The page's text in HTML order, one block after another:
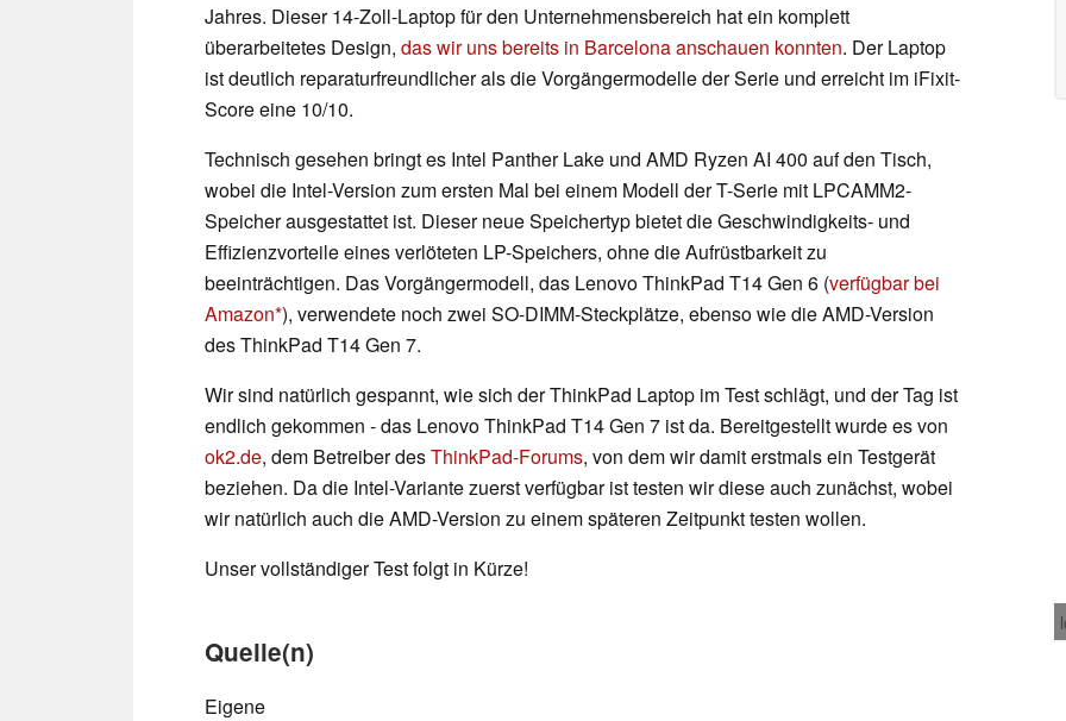
Jahres. Dieser 14-Zoll-Laptop für den Unternehmensbereich hat ein komplett
überarbeitetes Design, das wir uns bereits in Barcelona anschauen konnten. Der Laptop
ist deutlich reparaturfreundlicher als die Vorgängermodelle der Serie und erreicht im iFixit-
Score eine 10/10.
Technisch gesehen bringt es Intel Panther Lake und AMD Ryzen AI 400 auf den Tisch,
wobei die Intel-Version zum ersten Mal bei einem Modell der T-Serie mit LPCAMM2-
Speicher ausgestattet ist. Dieser neue Speichertyp bietet die Geschwindigkeits- und
Effizienzvorteile eines verlöteten LP-Speichers, ohne die Aufrüstbarkeit zu
beeinträchtigen. Das Vorgängermodell, das Lenovo ThinkPad T14 Gen 6 (verfügbar bei
Amazon ), verwendete noch zwei SO-DIMM-Steckplätze, ebenso wie die AMD-Version
des ThinkPad T14 Gen 7.
Wir sind natürlich gespannt, wie sich der ThinkPad Laptop im Test schlägt, und der Tag ist
endlich gekommen - das Lenovo ThinkPad T14 Gen 7 ist da. Bereitgestellt wurde es von
ok2.de, dem Betreiber desThinkPad-Forums, von dem wir damit erstmals ein Testgerät
beziehen. Da die Intel-Variante zuerst verfügbar ist testen wir diese auch zunächst, wobei
wir natürlich auch die AMD-Version zu einem späteren Zeitpunkt testen wollen.
Unser vollständiger Test folgt in Kürze!
Quelle(n)
Eigene